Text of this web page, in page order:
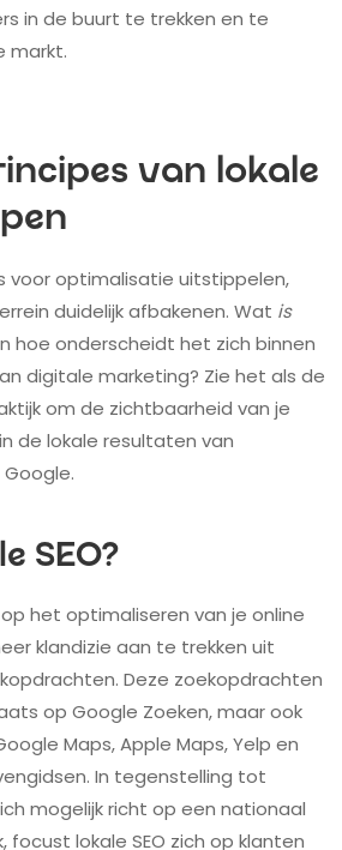
in de buurt te trekken en te
markt.
van lokale
voor optimalisatie uitstippelen,
duidelijk afbakenen. Wat is
hoe onderscheidt het zich binnen
digitale marketing? Zie het als de
om de zichtbaarheid van je
de lokale resultaten van
SEO?
op het optimaliseren van je online
klandizie aan te trekken uit
Deze zoekopdrachten
op Google Zoeken, maar ook
Maps, Apple Maps, Yelp en
In tegenstelling tot
mogelijk richt op een nationaal
focust lokale SEO zich op klanten